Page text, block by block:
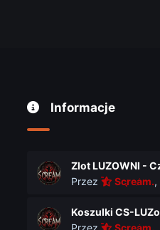
Informacje
Przez
Scream.,